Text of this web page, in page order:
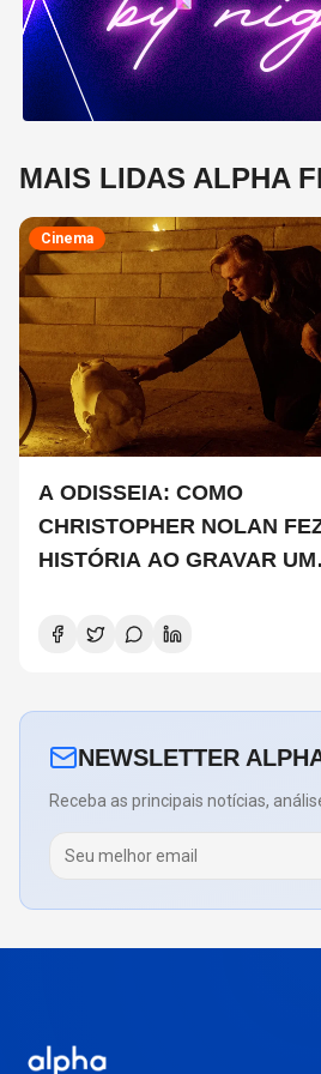
MAIS LIDAS ALPHA
Cinema
A ODISSEIA: COMO
CHRISTOPHER NOLAN
HISTÓRIA AO GRAVAR UM
E O QUE ISSO SIGNIFICA
NEWSLETTER
Receba as principais notícias,